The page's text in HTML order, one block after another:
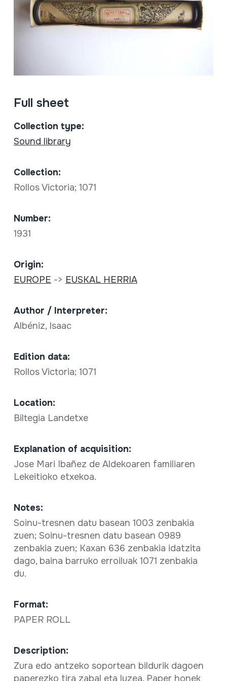
Full sheet
Collection type:
Sound library
Collection:
Rollos Victoria; 1071
Number:
1931
Origin:
EUROPE -> EUSKAL HERRIA
Author / Interpreter:
Albéniz, Isaac
Edition data:
Rollos Victoria; 1071
Location:
Biltegia Landetxe
Explanation of acquisition:
Jose Mari Ibañez de Aldekoaren familiaren
Lekeitioko etxekoa.
Notes:
Soinu-tresnen datu basean 1003 zenbakia
zuen; Soinu-tresnen datu basean 0989
zenbakia zuen; Kaxan 636 zenbakia idatzita
dago, baina barruko erroiluak 1071 zenbakia
du.
Format:
PAPER ROLL
Description:
Zura edo antzeko soportean bildurik dagoen
paperezko tira zabal eta luzea. Paper honek